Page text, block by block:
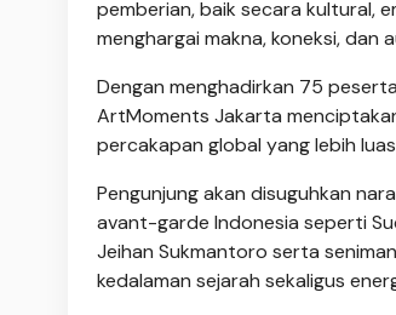
pemberian, baik secara kultural,
menghargai makna, koneksi,
Dengan menghadirkan 75
ArtMoments Jakarta
percakapan global yang lebih
Pengunjung akan disuguhkan
avant-garde Indonesia seperti
Jeihan Sukmantoro serta
kedalaman sejarah sekaligus